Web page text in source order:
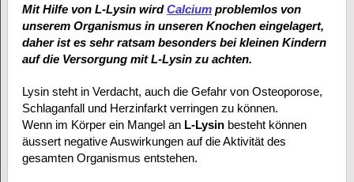
Mit Hilfe von L-Lysin wirdCalciumproblemlos von
unserem Organismus in unseren Knochen eingelagert,
daher ist es sehr ratsam besonders bei kleinen Kindern
auf die Versorgung mit L-Lysin zu achten.
Lysin steht in Verdacht, auch die Gefahr von Osteoporose,
Schlaganfall und Herzinfarkt verringen zu können.
Wenn im Körper ein Mangel an L-Lysinbesteht können
äussert negative Auswirkungen auf die Aktivität des
gesamten Organismus entstehen.